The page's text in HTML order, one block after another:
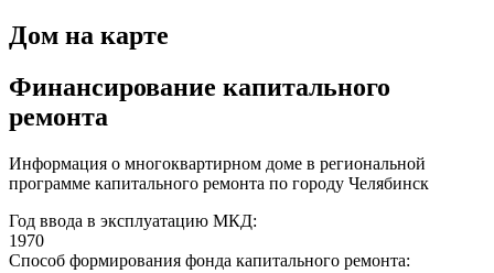
Дом на карте
Финансирование капитального
ремонта
Информация о многоквартирном доме в региональной
программе капитального ремонта по городу Челябинск
Год ввода в эксплуатацию МКД:
1970
Способ формирования фонда капитального ремонта: